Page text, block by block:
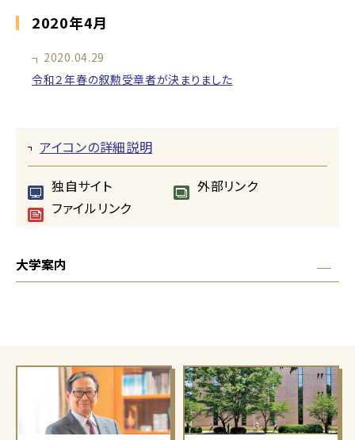
2020年4月
2020.04.29
令和２年春の叙勲受章者が決まりました
アイコンの詳細説明
独自サイト
外部リンク
ファイルリンク
大学案内